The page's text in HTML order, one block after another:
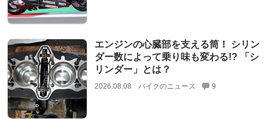
エンジンの心臓部を支える筒！ シリン
ダー数によって乗り味も変わる!? 「シ
リンダー」とは？
2026.08.08 バイクのニュース 9